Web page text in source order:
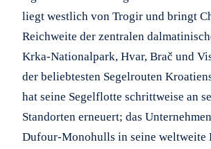
liegt westlich von Trogir und bringt
Reichweite der zentralen
Krka-Nationalpark, Hvar, Brač und
der beliebtesten Segelrouten
hat seine Segelflotte schrittweise an
Standorten erneuert; das
Dufour-Monohulls in seine weltweite